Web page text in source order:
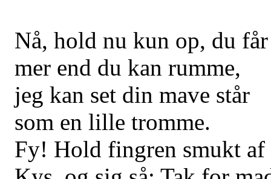
Nå, hold nu kun op, du får
mer end du kan rumme,
jeg kan set din mave står
som en lille tromme.
Fy! Hold fingren smukt af